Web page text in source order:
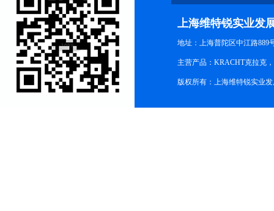
上海维特锐实业发
地址：上海普陀区中江路889
主营产品：KRACHT克拉克
版权所有：上海维特锐实业